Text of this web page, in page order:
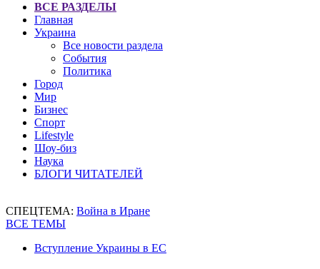
ВСЕ РАЗДЕЛЫ
Главная
Украина
Все новости раздела
События
Политика
Город
Мир
Бизнес
Спорт
Lifestyle
Шоу-биз
Наука
БЛОГИ ЧИТАТЕЛЕЙ
СПЕЦТЕМА: Война в Иране
ВСЕ ТЕМЫ
Вступление Украины в ЕС